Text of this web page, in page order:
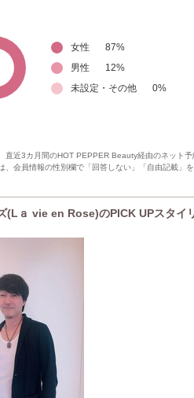
女性 87%
男性
12%
未設定・その他
0%
直近3カ月間のHOT PEPPER Beauty経由のネット予
会員情報の性別欄で「回答しない」「自由記載」
(Lａ vie en Rose)のPICK UPスタイ